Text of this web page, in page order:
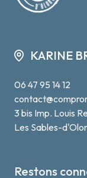
KARINE
06 47 95 14 12
3 bis Imp. Louis
Les Sables-
Restons